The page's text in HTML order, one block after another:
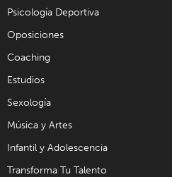
Psicología Deportiva
Oposiciones
Coaching
Estudios
Sexología
Música y Artes
Infantil y Adolescencia
Transforma Tu Talento